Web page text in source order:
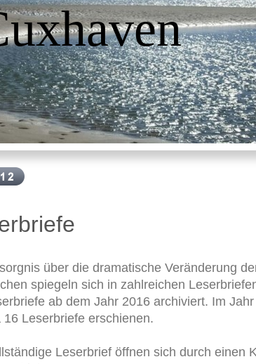
über die dramatische Veränderung
spiegeln sich in zahlreichen
ab dem Jahr 2016 archiviert. Im
16 Leserbriefe erschienen.
Leserbrief öffnen sich durch einen